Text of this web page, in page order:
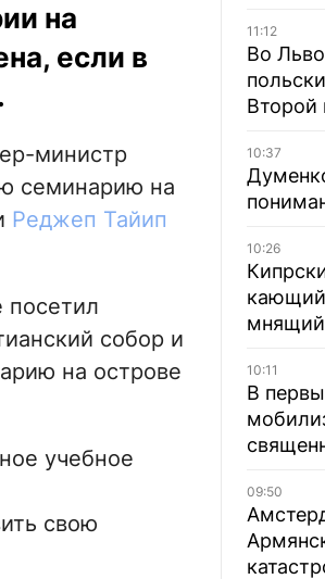
на
если в
министр
семинарию на
Реджеп Тайип
посетил
собор и
на острове
учебное
свою
11:12
Во
Второй
10:37
10:26
10:11
В
09:50